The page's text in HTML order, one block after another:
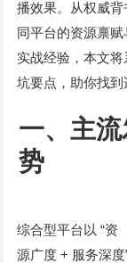
播效果。从权威
同平台的资源禀
实战经验，本文
坑要点，助你找到
一、主
势
综合型平台以 “资
源广度+ 服务深度